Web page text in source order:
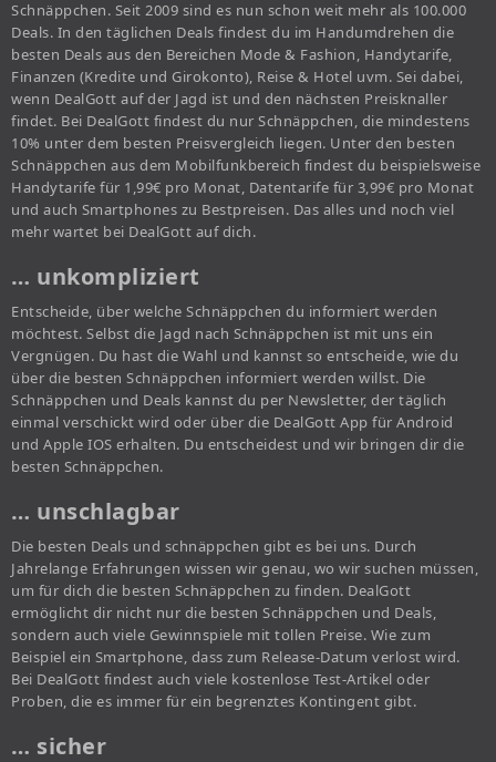
Schnäppchen. Seit 2009 sind es nun schon weit mehr als 100.000
Deals. In den täglichen Deals findest du im Handumdrehen die
besten Deals aus den Bereichen Mode & Fashion, Handytarife,
Finanzen (Kredite und Girokonto), Reise & Hotel uvm. Sei dabei,
wenn DealGott auf der Jagd ist und den nächsten Preisknaller
findet. Bei DealGott findest du nur Schnäppchen, die mindestens
10% unter dem besten Preisvergleich liegen. Unter den besten
Schnäppchen aus dem Mobilfunkbereich findest du beispielsweise
Handytarife für 1,99€ pro Monat, Datentarife für 3,99€ pro Monat
und auch Smartphones zu Bestpreisen. Das alles und noch viel
mehr wartet bei DealGott auf dich.
… unkompliziert
Entscheide, über welche Schnäppchen du informiert werden
möchtest. Selbst die Jagd nach Schnäppchen ist mit uns ein
Vergnügen. Du hast die Wahl und kannst so entscheide, wie du
über die besten Schnäppchen informiert werden willst. Die
Schnäppchen und Deals kannst du per Newsletter, der täglich
einmal verschickt wird oder über die DealGott App für Android
und Apple IOS erhalten. Du entscheidest und wir bringen dir die
besten Schnäppchen.
… unschlagbar
Die besten Deals und schnäppchen gibt es bei uns. Durch
Jahrelange Erfahrungen wissen wir genau, wo wir suchen müssen,
um für dich die besten Schnäppchen zu finden. DealGott
ermöglicht dir nicht nur die besten Schnäppchen und Deals,
sondern auch viele Gewinnspiele mit tollen Preise. Wie zum
Beispiel ein Smartphone, dass zum Release-Datum verlost wird.
Bei DealGott findest auch viele kostenlose Test-Artikel oder
Proben, die es immer für ein begrenztes Kontingent gibt.
… sicher